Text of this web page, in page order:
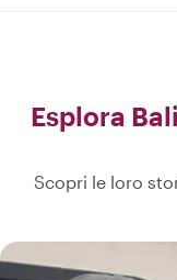
Esplora
Scopri le loro